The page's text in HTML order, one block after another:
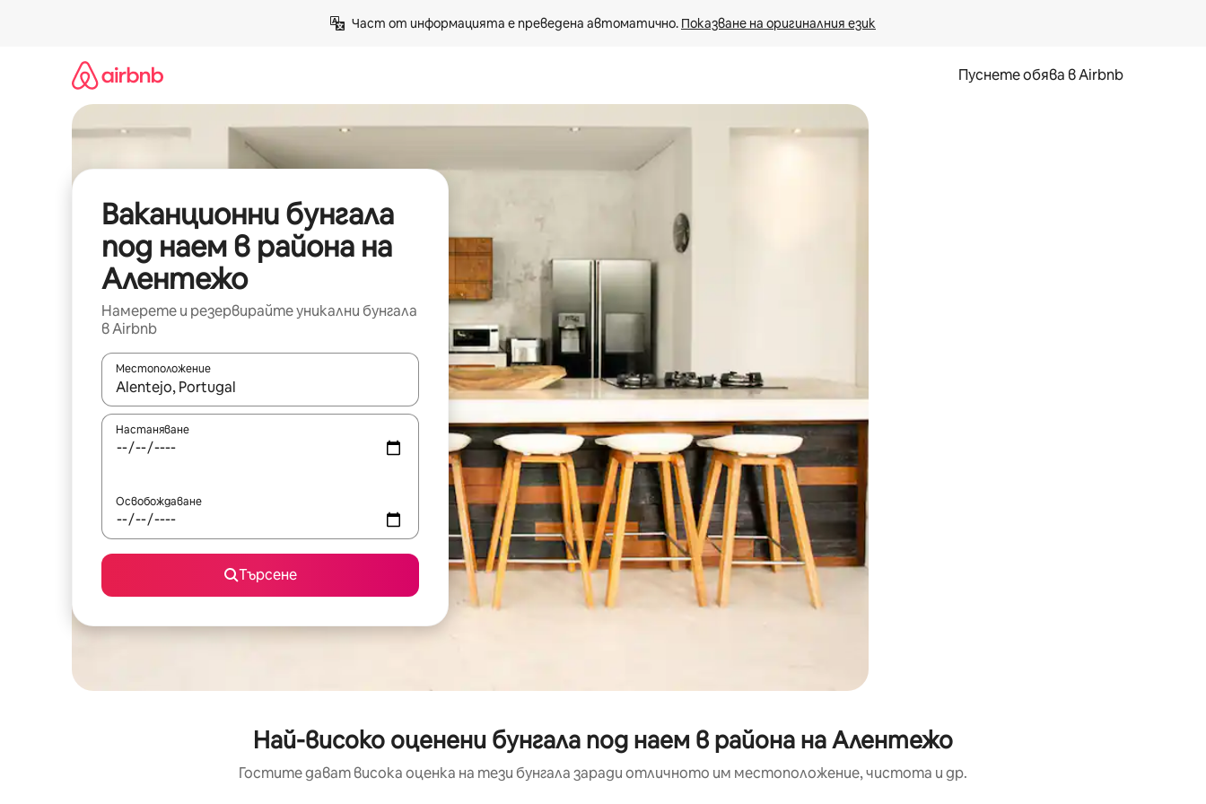
Част от информацията е преведена автоматично. Показване на оригиналния език
Пуснете обява в Airbnb
Ваканционни бунгала
под наем в района на
Алентежо
Намерете и резервирайте уникални бунгала
в Airbnb
Местоположение
Когато резултатите се покажат, използвайте клавишите със стрелки нагоре и надолу или навигирайте с докосване или плъзгане.
Настаняване
Освобождаване
Търсене
Най-високо оценени бунгала под наем в района на Алентежо
Гостите дават висока оценка на тези бунгала заради отличното им местоположение, чистота и др.